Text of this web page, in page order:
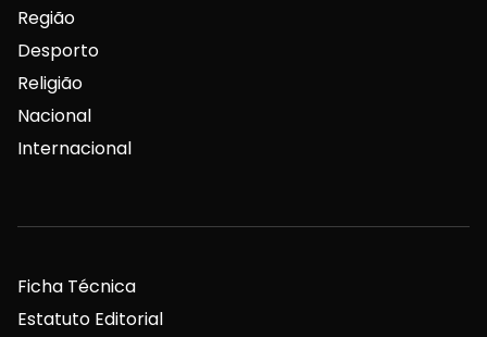
Região
Desporto
Religião
Nacional
Internacional
Ficha Técnica
Estatuto Editorial